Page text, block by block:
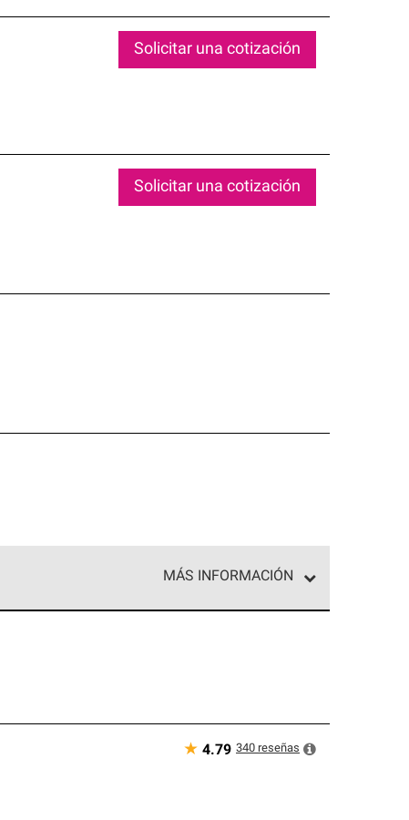
Solicitar una cotización
Solicitar una cotización
MÁS INFORMACIÓN
y confiabilidad.
★ 4.79 340 reseñas